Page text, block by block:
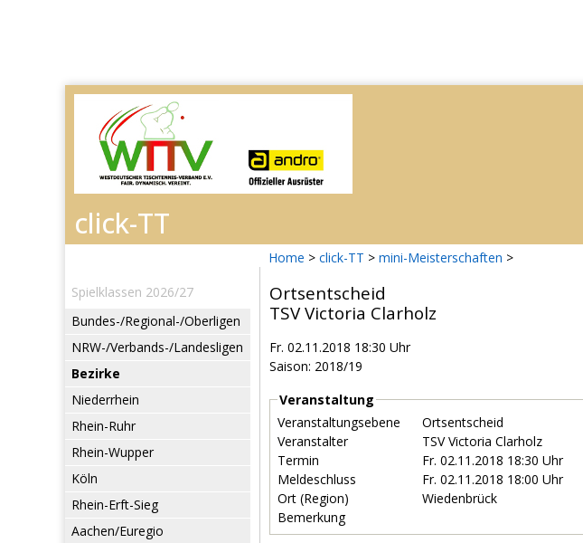
Home > click-TT > mini-Meisterschaften >
Spielklassen 2026/27
Bundes-/Regional-/Oberligen
NRW-/Verbands-/Landesligen
Bezirke
Niederrhein
Rhein-Ruhr
Rhein-Wupper
Köln
Rhein-Erft-Sieg
Aachen/Euregio
Ortsentscheid
TSV Victoria Clarholz
Fr. 02.11.2018 18:30 Uhr
Saison: 2018/19
Veranstaltung
Veranstaltungsebene
Ortsentscheid
Veranstalter
TSV Victoria Clarholz
Termin
Fr. 02.11.2018 18:30 Uhr
Meldeschluss
Fr. 02.11.2018 18:00 Uhr
Ort (Region)
Wiedenbrück
Bemerkung